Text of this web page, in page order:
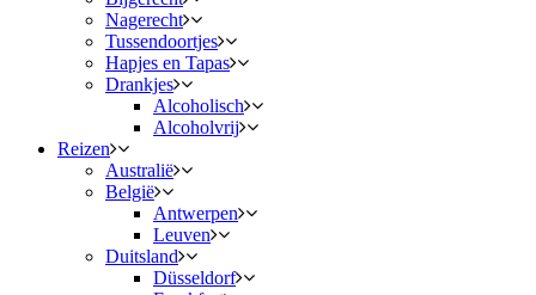
Nagerecht
Tussendoortjes
Hapjes en Tapas
Drankjes
Alcoholisch
Alcoholvrij
Reizen
Australië
België
Antwerpen
Leuven
Duitsland
Düsseldorf